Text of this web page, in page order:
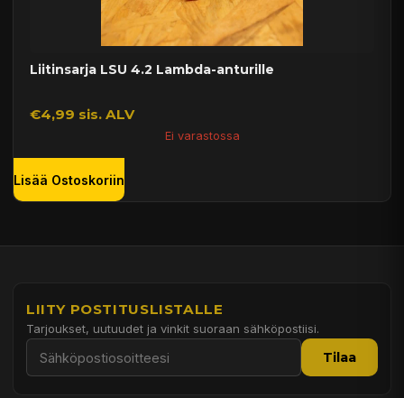
Liitinsarja LSU 4.2 Lambda-anturille
€4,99 sis. ALV
Ei varastossa
Lisää Ostoskoriin
LIITY POSTITUSLISTALLE
Tarjoukset, uutuudet ja vinkit suoraan sähköpostiisi.
Tilaa